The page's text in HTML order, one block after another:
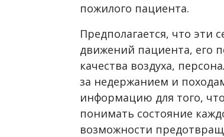
пожилого пациента.
Предполагается, что эти
движений пациента, его
качества воздуха,
за недержанием и
информацию для того,
понимать состояние
возможности